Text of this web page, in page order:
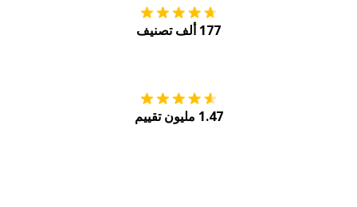
177 ألف تصنيف
1.47 مليون تقييم